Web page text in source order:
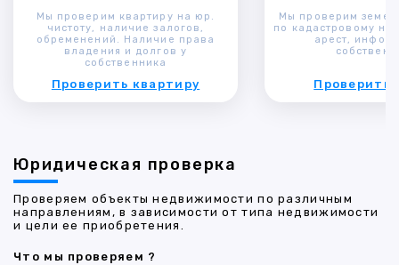
Мы проверим квартиру на юр.
чистоту, наличие залогов,
обременений. Наличие права
владения и долгов у
собственника
Проверить квартиру
Мы проверим
по кадастровому
арест,
Проверить
Юридическая проверка
Проверяем объекты недвижимости по различным
направлениям, в зависимости от типа недвижимости
и цели ее приобретения.
Что мы проверяем ?